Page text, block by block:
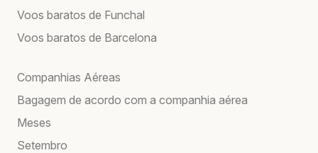
Voos baratos de Funchal
Voos baratos de Barcelona
Companhias Aéreas
Bagagem de acordo com a companhia aérea
Meses
Setembro